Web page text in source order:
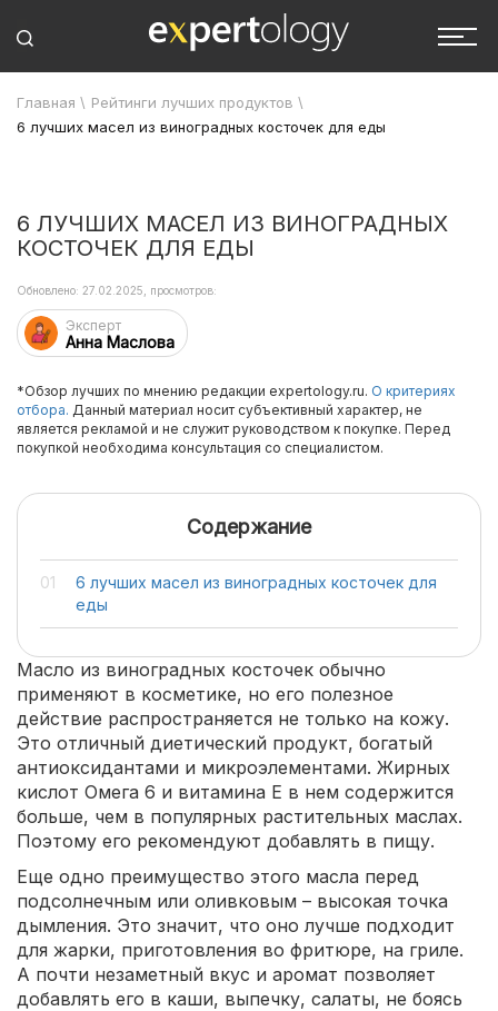
Главная \ Рейтинги лучших продуктов \
6 лучших масел из виноградных косточек для еды
6 ЛУЧШИХ МАСЕЛ ИЗ ВИНОГРАДНЫХ
КОСТОЧЕК ДЛЯ ЕДЫ
Эксперт
Анна Маслова
Обновлено: 27.02.2025, просмотров:
*Обзор лучших по мнению редакции expertology.ru. О критериях
отбора. Данный материал носит субъективный характер, не
является рекламой и не служит руководством к покупке. Перед
покупкой необходима консультация со специалистом.
Содержание
6 лучших масел из виноградных косточек для
еды
Масло из виноградных косточек обычно
применяют в косметике, но его полезное
действие распространяется не только на кожу.
Это отличный диетический продукт, богатый
антиоксидантами и микроэлементами. Жирных
кислот Омега 6 и витамина Е в нем содержится
больше, чем в популярных растительных маслах.
Поэтому его рекомендуют добавлять в пищу.
Еще одно преимущество этого масла перед
подсолнечным или оливковым – высокая точка
дымления. Это значит, что оно лучше подходит
для жарки, приготовления во фритюре, на гриле.
А почти незаметный вкус и аромат позволяет
добавлять его в каши, выпечку, салаты, не боясь